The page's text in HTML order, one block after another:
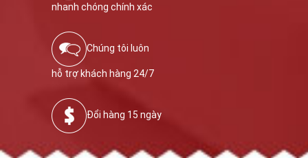
nhanh chóng chính xác
Chúng tôi luôn
hỗ trợ khách hàng 24/7
Đổi hàng 15 ngày